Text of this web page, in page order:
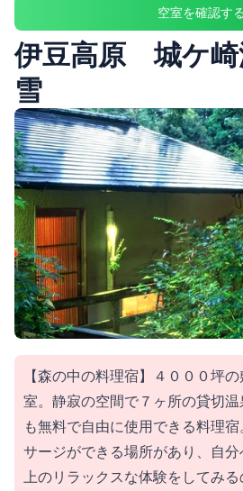
空室を確認する
伊豆高原 城ケ
雪
【森の中の料理宿】４０００坪
室。静寂の空間で７ヶ所の貸切
も無料で自由に使用できる料理
サージができる場所があり、自
上のリラックスな体験をしてみ